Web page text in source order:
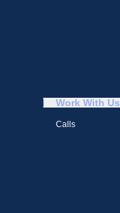
Work With Us
Calls